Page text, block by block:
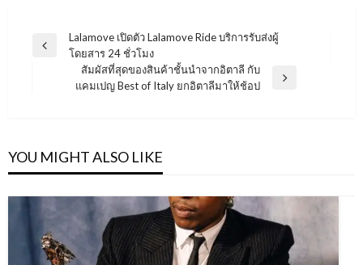
แนะแนว
Previous
Lalamove เปิดตัว Lalamove Ride บริการรับส่งผู้
โดยสาร 24 ชั่วโมง
สัมผัสที่สุดของสินค้าชั้นนำจากอิตาลี กับ
แคมเปญ Best of Italy ยกอิตาลีมาให้ช้อป
YOU MIGHT ALSO LIKE